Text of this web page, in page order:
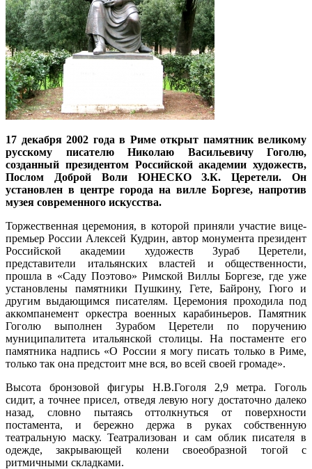
17 декабря 2002 года в Риме открыт памятник великому
русскому писателю Николаю Васильевичу Гоголю,
созданный президентом Российской академии художеств,
Послом Доброй Воли ЮНЕСКО З.К. Церетели. Он
установлен в центре города на вилле Боргезе, напротив
музея современного искусства.
Торжественная церемония, в которой приняли участие вице-
премьер России Алексей Кудрин, автор монумента президент
Российской академии художеств Зураб Церетели,
представители итальянских властей и общественности,
прошла в «Саду Поэтово» Римской Виллы Боргезе, где уже
установлены памятники Пушкину, Гете, Байрону, Гюго и
другим выдающимся писателям. Церемония проходила под
аккомпанемент оркестра военных карабиньеров. Памятник
Гоголю выполнен Зурабом Церетели по поручению
муниципалитета итальянской столицы. На постаменте его
памятника надпись «О России я могу писать только в Риме,
только так она предстоит мне вся, во всей своей громаде».
Высота бронзовой фигуры Н.В.Гоголя 2,9 метра. Гоголь
сидит, а точнее присел, отведя левую ногу достаточно далеко
назад, словно пытаясь оттолкнуться от поверхности
постамента, и бережно держа в руках собственную
театральную маску. Театрализован и сам облик писателя в
одежде, закрывающей колени своеобразной тогой с
ритмичными складками.